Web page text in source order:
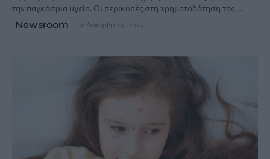
την παγκόσμια υγεία. Οι περικοπές στη χρηματοδότηση της…
Newsroom 31 Δεκεμβρίου, 2025